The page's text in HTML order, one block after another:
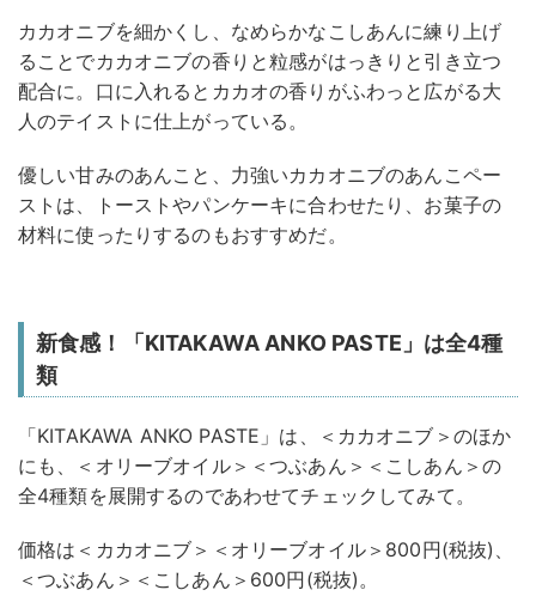
カカオニブを細かくし、なめらかなこしあんに練り上げ
ることでカカオニブの香りと粒感がはっきりと引き立つ
配合に。口に入れるとカカオの香りがふわっと広がる大
人のテイストに仕上がっている。
優しい甘みのあんこと、力強いカカオニブのあんこペー
ストは、トーストやパンケーキに合わせたり、お菓子の
材料に使ったりするのもおすすめだ。
新食感！「KITAKAWA ANKO PASTE」は全4種
類
「KITAKAWA ANKO PASTE」は、＜カカオニブ＞のほか
にも、＜オリーブオイル＞＜つぶあん＞＜こしあん＞の
全4種類を展開するのであわせてチェックしてみて。
価格は＜カカオニブ＞＜オリーブオイル＞800円(税抜)、
＜つぶあん＞＜こしあん＞600円(税抜)。